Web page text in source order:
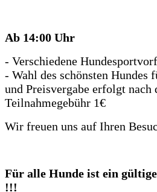
Ab 14:00 Uhr
- Verschiedene
- Wahl des schönsten Hundes
und Preisvergabe erfolgt nach
Teilnahmegebühr 1€
Wir freuen uns auf Ihren
Für alle Hunde ist ein
!!!